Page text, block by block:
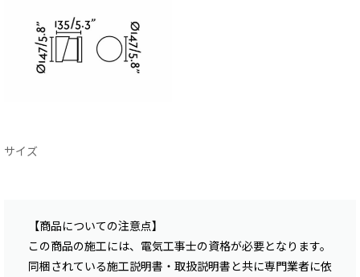
サイズ
【商品についての注意点】
この商品の施工には、電気工事士の資格が必要となります。
同梱されている施工説明書・取扱説明書と共に専門業者に依